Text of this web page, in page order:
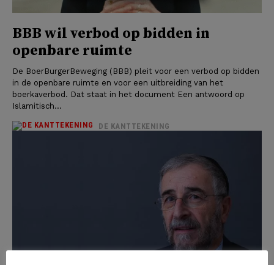
BBB wil verbod op bidden in
openbare ruimte
De BoerBurgerBeweging (BBB) pleit voor een verbod op bidden
in de openbare ruimte en voor een uitbreiding van het
boerkaverbod. Dat staat in het document Een antwoord op
Islamitisch...
DE KANTTEKENING